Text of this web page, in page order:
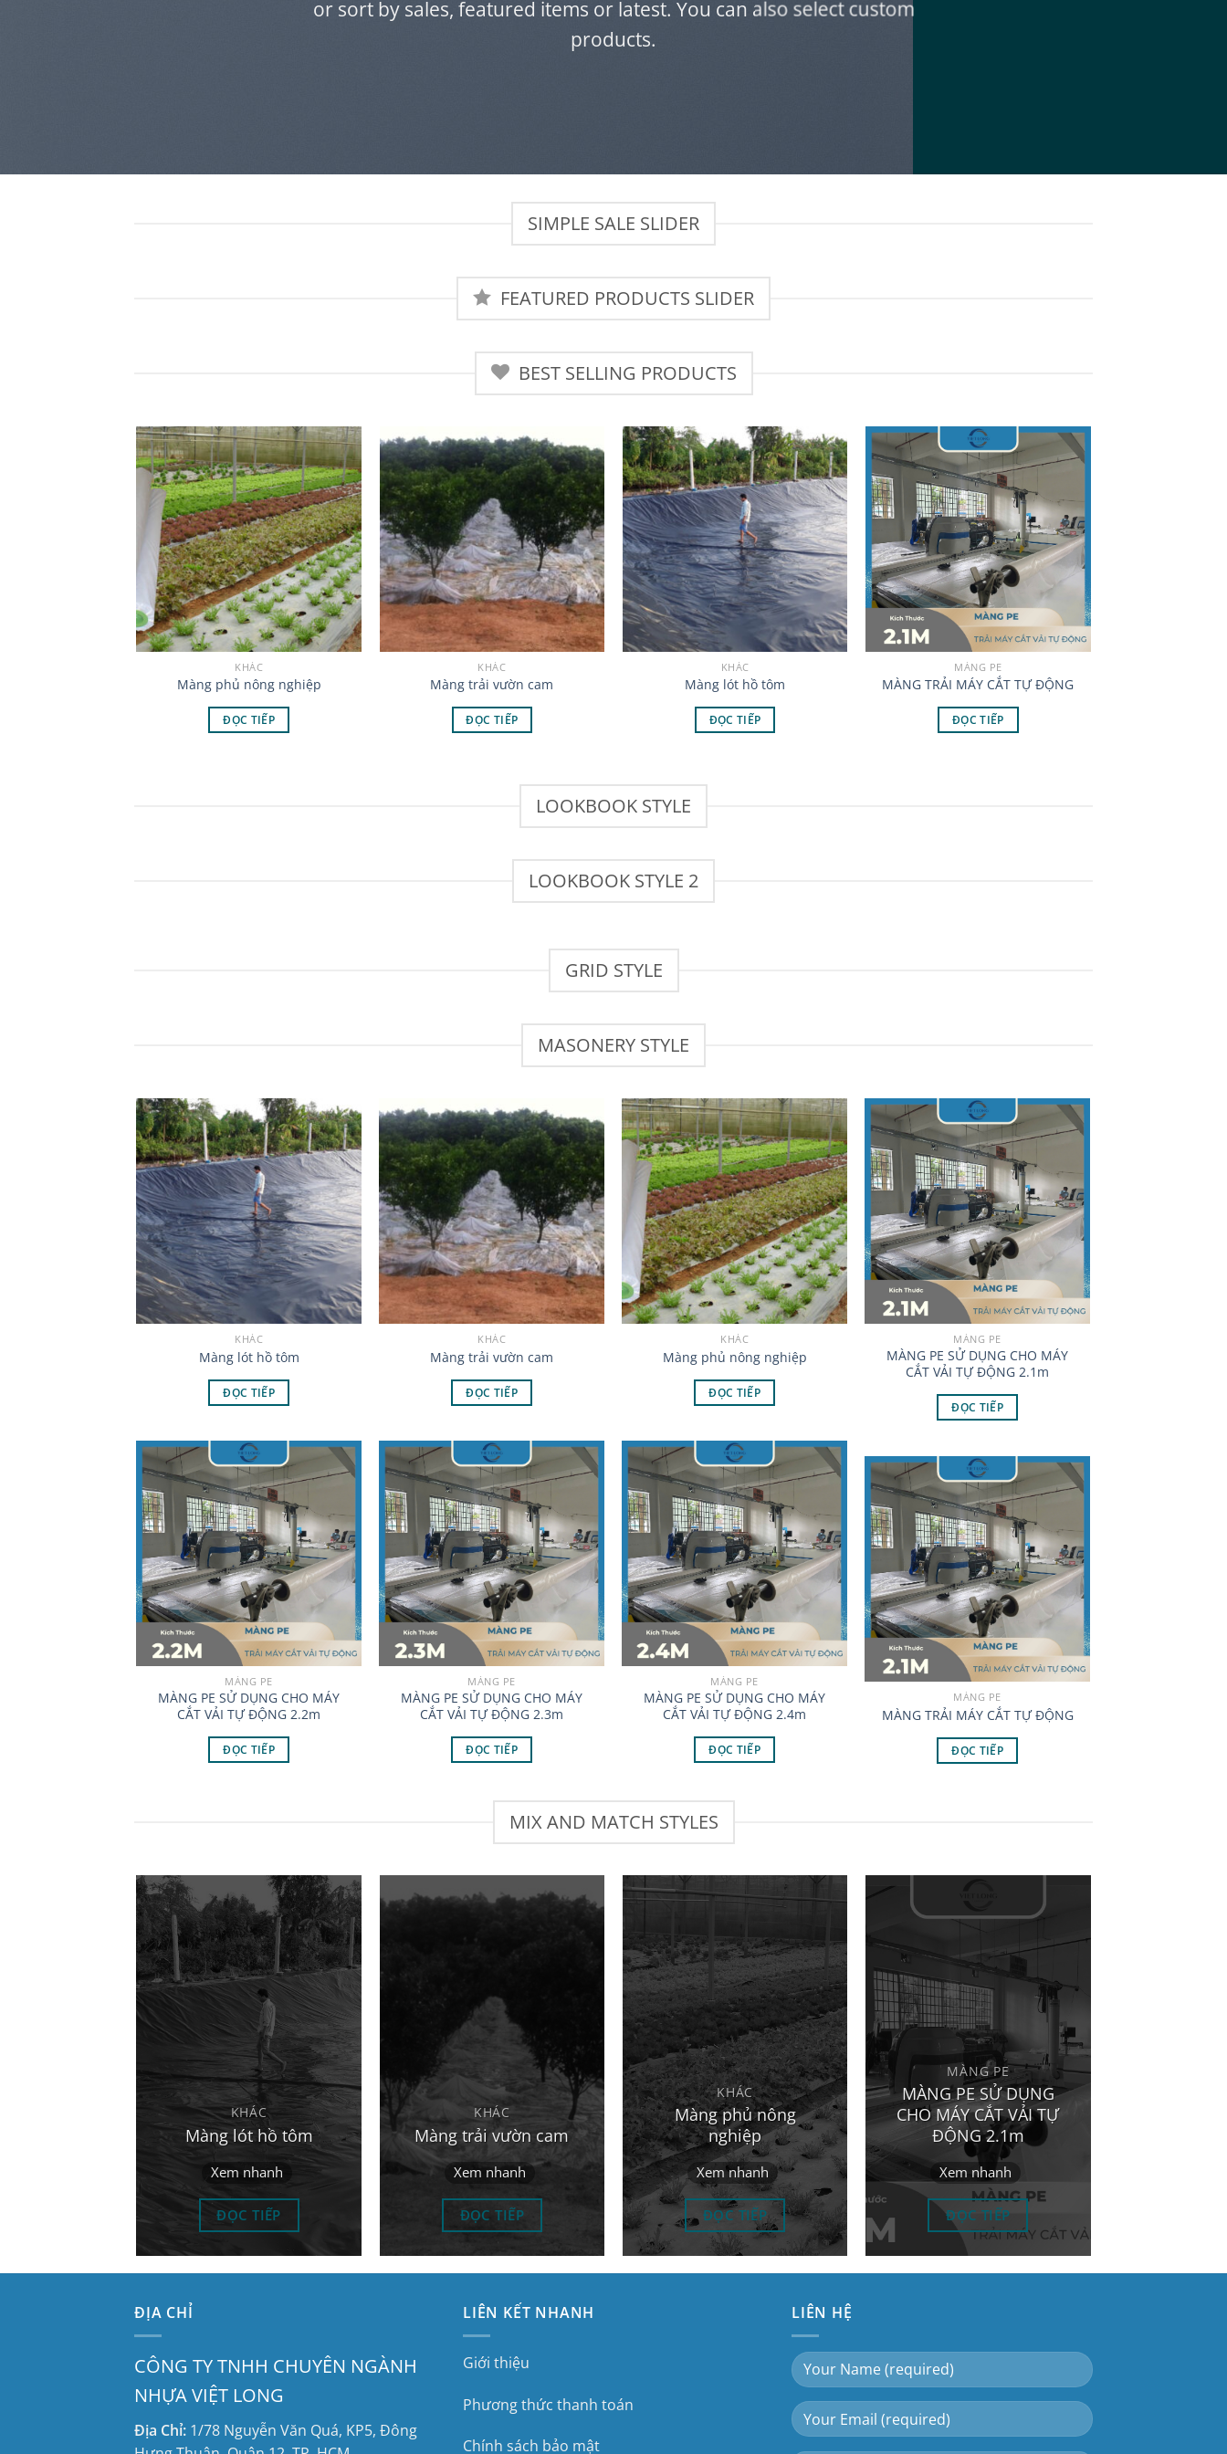
or sort by sales, featured items or latest. You can also select custom
products.
SIMPLE SALE SLIDER
FEATURED PRODUCTS SLIDER
BEST SELLING PRODUCTS
KHÁC
Màng phủ nông nghiệp
ĐỌC TIẾP
KHÁC
Màng trải vườn cam
ĐỌC TIẾP
KHÁC
Màng lót hồ tôm
ĐỌC TIẾP
MÀNG PE
MÀNG TRẢI MÁY CẮT TỰ ĐỘNG
ĐỌC TIẾP
LOOKBOOK STYLE
LOOKBOOK STYLE 2
GRID STYLE
MASONERY STYLE
KHÁC
Màng lót hồ tôm
ĐỌC TIẾP
KHÁC
Màng trải vườn cam
ĐỌC TIẾP
KHÁC
Màng phủ nông nghiệp
ĐỌC TIẾP
MÀNG PE
MÀNG PE SỬ DỤNG CHO MÁY
CẮT VẢI TỰ ĐỘNG 2.1m
ĐỌC TIẾP
MÀNG PE
MÀNG PE SỬ DỤNG CHO MÁY
CẮT VẢI TỰ ĐỘNG 2.2m
ĐỌC TIẾP
MÀNG PE
MÀNG PE SỬ DỤNG CHO MÁY
CẮT VẢI TỰ ĐỘNG 2.3m
ĐỌC TIẾP
MÀNG PE
MÀNG PE SỬ DỤNG CHO MÁY
CẮT VẢI TỰ ĐỘNG 2.4m
ĐỌC TIẾP
MÀNG PE
MÀNG TRẢI MÁY CẮT TỰ ĐỘNG
ĐỌC TIẾP
MIX AND MATCH STYLES
KHÁC
Màng lót hồ tôm
Xem nhanh
ĐỌC TIẾP
KHÁC
Màng trải vườn cam
Xem nhanh
ĐỌC TIẾP
KHÁC
Màng phủ nông
nghiệp
Xem nhanh
ĐỌC TIẾP
MÀNG PE
MÀNG PE SỬ DỤNG
CHO MÁY CẮT VẢI TỰ
ĐỘNG 2.1m
Xem nhanh
ĐỌC TIẾP
ĐỊA CHỈ
CÔNG TY TNHH CHUYÊN NGÀNH
NHỰA VIỆT LONG
Địa Chỉ: 1/78 Nguyễn Văn Quá, KP5, Đông
LIÊN KẾT NHANH
Giới thiệu
Phương thức thanh toán
Chính sách bảo mật
LIÊN HỆ